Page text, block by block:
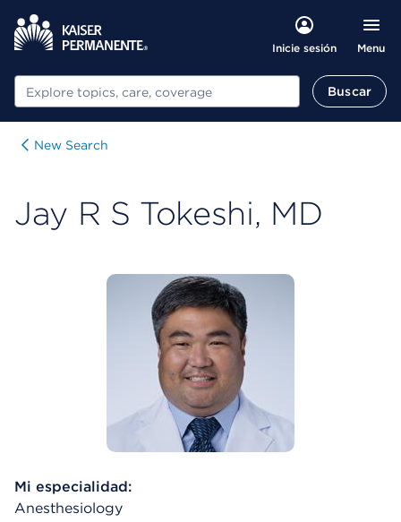
Inicie sesión Menu
Buscar Buscar
New Search
Jay R S Tokeshi, MD
Mi especialidad:
Anesthesiology